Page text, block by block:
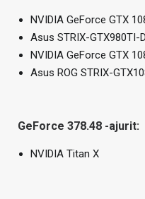
NVIDIA GeForce GTX
Asus STRIX-GTX980TI-
NVIDIA GeForce GTX
Asus ROG STRIX-
GeForce 378.48 -ajurit:
NVIDIA Titan X